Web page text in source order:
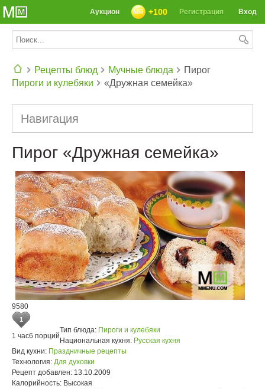
Вход
Регистрация
+100
Аукцион
Рецепты блюд
Мучные блюда
Пироги и кулебяки
Пирог
«Дружная семейка»
Навигация
Пирог «Дружная семейка»
9580
1
1 час6 порций
Тип блюда: Пироги и кулебяки
Национальная кухня: Русская кухня
Вид кухни: Праздничные рецепты
Технология: Для духовки
Рецепт добавлен: 13.10.2009
Калорийность: Высокая